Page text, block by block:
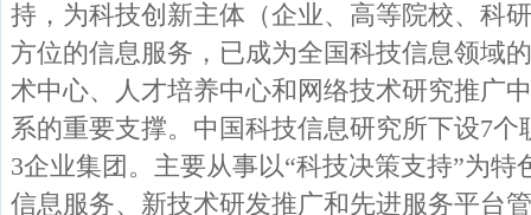
持，为科技创新主体（企业、高等院校、科
方位的信息服务，已成为全国科技信息领域
术中心、人才培养中心和网络技术研究推广
系的重要支撑。中国科技信息研究所下设7
3企业集团。主要从事以“科技决策支持”为
信息服务、新技术研发推广和先进服务平台